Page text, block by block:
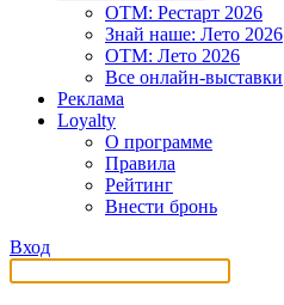
OTM: Рестарт 2026
Знай наше: Лето 2026
OTM: Лето 2026
Все онлайн-выставки
Реклама
Loyalty
О программе
Правила
Рейтинг
Внести бронь
Вход